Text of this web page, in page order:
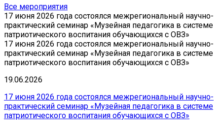
Все мероприятия
17 июня 2026 года состоялся межрегиональный научно-
практический семинар «Музейная педагогика в системе
патриотического воспитания обучающихся с ОВЗ»
17 июня 2026 года состоялся межрегиональный научно-
практический семинар «Музейная педагогика в системе
патриотического воспитания обучающихся с ОВЗ»
19.06.2026
17 июня 2026 года состоялся межрегиональный научно-
практический семинар «Музейная педагогика в системе
патриотического воспитания обучающихся с ОВЗ»